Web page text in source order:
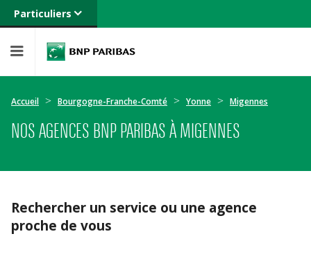
Particuliers
Banque privée
Entreprises
Accueil Bourgogne-Franche-Comté Yonne Migennes
NOS AGENCES BNP PARIBAS À MIGENNES
Rechercher un service ou une agence
proche de vous